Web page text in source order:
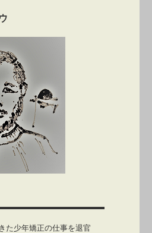
た少年矯正の仕事を退官